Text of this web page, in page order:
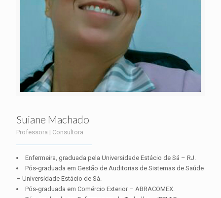
Suiane Machado
Professora | Consultora
Enfermeira, graduada pela Universidade Estácio de Sá – RJ.
Pós-graduada em Gestão de Auditorias de Sistemas de Saúde
– Universidade Estácio de Sá.
Pós-graduada em Comércio Exterior – ABRACOMEX.